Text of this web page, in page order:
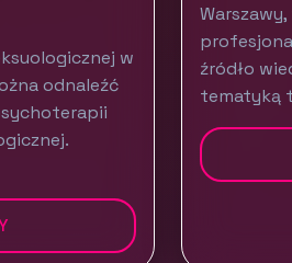
w
odnaleźć
źródło
tematyką